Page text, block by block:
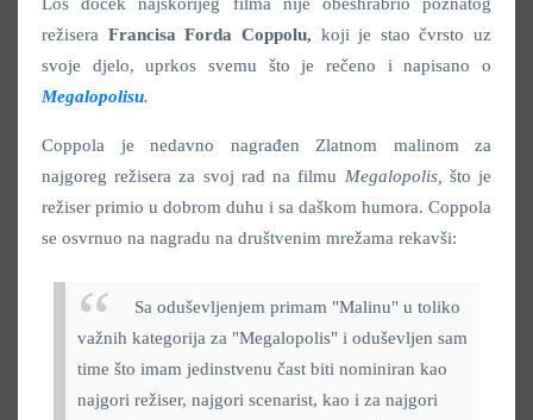
režisera Francisa Forda Coppolu, koji je stao čvrsto uz
svoje djelo, uprkos svemu što je rečeno i napisano o
Megalopolisu.
Coppola je nedavno nagrađen Zlatnom malinom
za
najgoreg režisera za svoj rad na filmu Megalopolis, što je
režiser primio u dobrom duhu i sa daškom humora. Coppola
se osvrnuo na nagradu na društvenim mrežama rekavši:
Sa oduševljenjem primam "Malinu" u toliko
važnih kategorija za "Megalopolis" i oduševljen sam
time što imam jedinstvenu čast biti nominiran kao
najgori režiser, najgori scenarist, kao i za najgori